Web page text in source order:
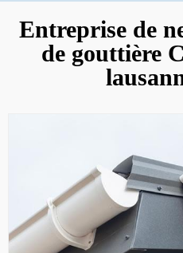
Entreprise de
de gouttière